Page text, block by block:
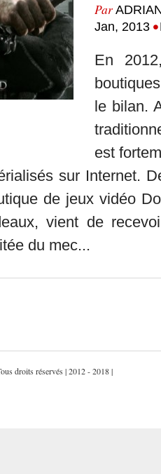
Par
Jan, 2013 •
En
le bilan.
est
sur Internet.
de jeux vidéo
vient de
du mec...
droits réservés | 2012 - 2018 |